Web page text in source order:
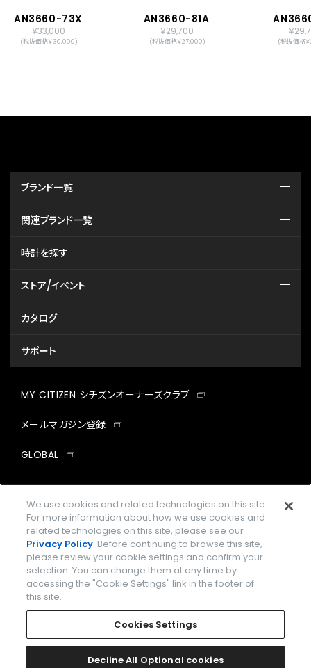
AN3660-73X
￥33,000
(税抜価格￥30,000)
AN3660-81A
￥29,700
(税抜価格￥27,000)
￥
(税抜価格
ブランド一覧
関連ブランド一覧
時計を探す
ストア/イベント
カタログ
サポート
MY CITIZEN シチズンオーナーズクラブ
メールマガジン登録
GLOBAL
企業情報 ご利用規約
プライバシーポリシー Cookies Settings
Amazon PayはAmazon.com, Inc.またはその関連会社の商標です。
楽天ペイは楽天株式会社の登録商標です。
We use cookies and related technologies on this site.
For more information about how we use cookies and
related technologies on this site, please see our
Privacy Policy. Before continuing to browse this site,
please review your cookie settings and confirm your
selection. You can change them at any time by
accessing the "Cookie Settings" link in the footer of
this site.
Cookies Settings
Decline All Optional cookies